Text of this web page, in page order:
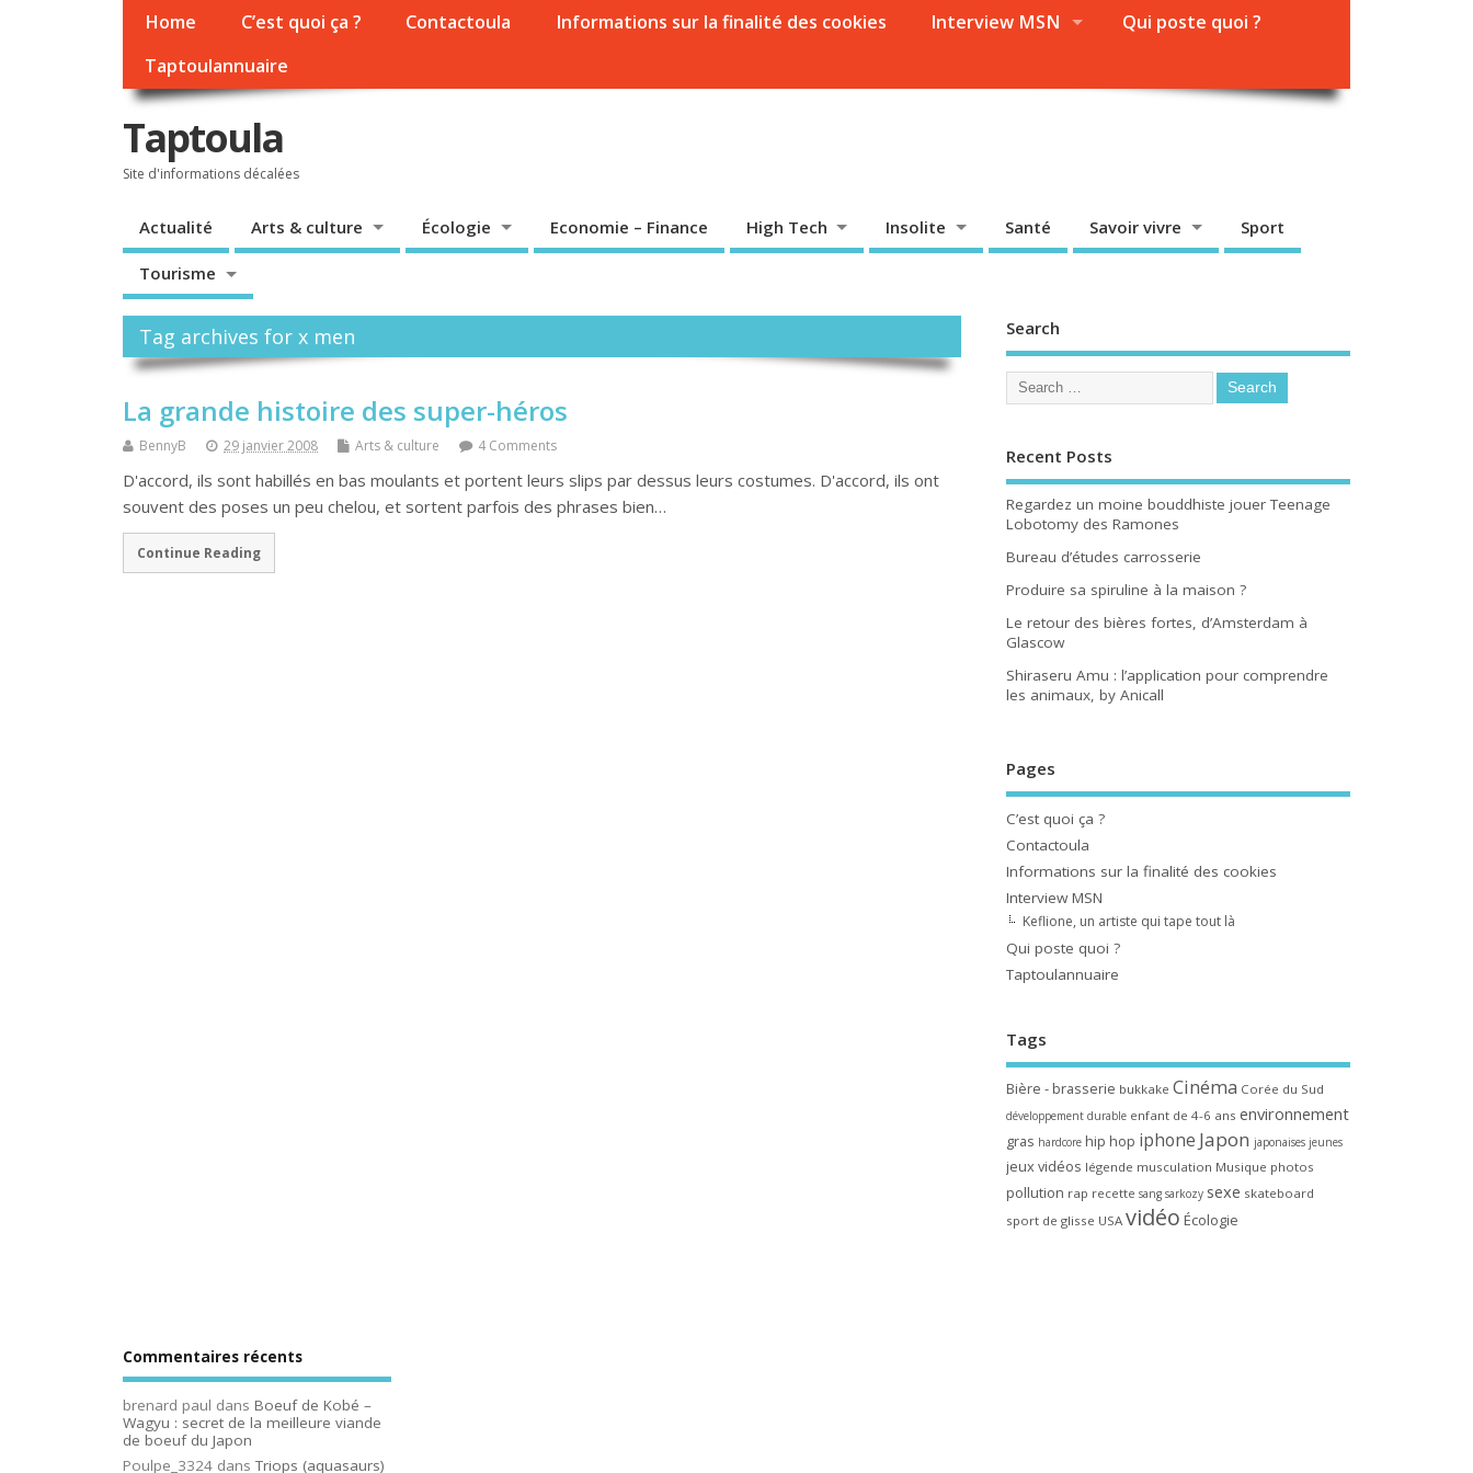
Home C’est quoi ça ? Contactoula Informations sur la finalité des cookies Interview MSN
Qui poste quoi ?
Taptoulannuaire
Taptoula
Site d'informations décalées
Actualité Arts & culture Écologie Economie – Finance High Tech Insolite Santé Savoir vivre Sport
Tourisme
Tag archives for x men
La grande histoire des super-héros
BennyB 29 janvier 2008 Arts & culture 4 Comments
D'accord, ils sont habillés en bas moulants et portent leurs slips par dessus leurs costumes. D'accord, ils ont
souvent des poses un peu chelou, et sortent parfois des phrases bien…
Continue Reading
Search
Recent Posts
Regardez un moine bouddhiste jouer Teenage
Lobotomy des Ramones
Bureau d’études carrosserie
Produire sa spiruline à la maison ?
Le retour des bières fortes, d’Amsterdam à
Glascow
Shiraseru Amu : l’application pour comprendre
les animaux, by Anicall
Pages
C’est quoi ça ?
Contactoula
Informations sur la finalité des cookies
Interview MSN
Keflione, un artiste qui tape tout là
Qui poste quoi ?
Taptoulannuaire
Tags
Bière - brasserie bukkake Cinéma Corée du Sud
développement durable enfant de 4-6 ans environnement
gras hardcore hip hop iphone Japon japonaises jeunes
jeux vidéos légende musculation Musique photos
pollution rap recette sang sarkozy sexe skateboard
sport de glisse USA vidéo Écologie
Commentaires récents
brenard paul dans Boeuf de Kobé –
Wagyu : secret de la meilleure viande
de boeuf du Japon
Poulpe_3324 dansTriops (aquasaurs)